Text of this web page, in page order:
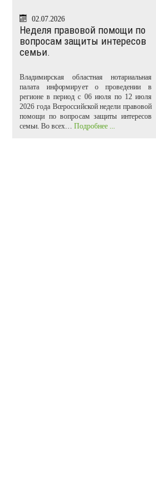
02.07.2026
Неделя правовой помощи по
вопросам защиты интересов
семьи.
Владимирская областная нотариальная
палата информирует о проведении в
регионе в период с 06 июля по 12 июля
2026 года Всероссийской недели правовой
помощи по вопросам защиты интересов
семьи. Во всех… Подробнее ...